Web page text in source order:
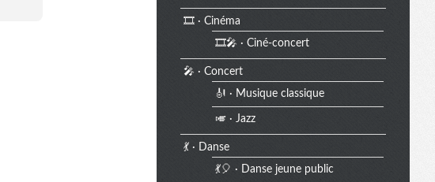
u
🎞️ · Cinéma
🎞️🎤 · Ciné-concert
🎤 · Concert
🎻 · Musique classique
🎺 · Jazz
💃 · Danse
💃🎈 · Danse jeune public